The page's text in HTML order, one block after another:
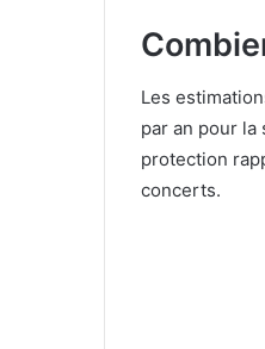
Les
par an pour
protection
concerts.